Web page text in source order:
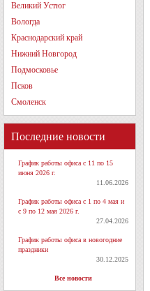
Великий Устюг
Вологда
Краснодарский край
Нижний Новгород
Подмосковье
Псков
Смоленск
Последние новости
График работы офиса с 11 по 15
июня 2026 г.
11.06.2026
График работы офиса с 1 по 4 мая и
с 9 по 12 мая 2026 г.
27.04.2026
График работы офиса в новогодние
праздники
30.12.2025
Все новости